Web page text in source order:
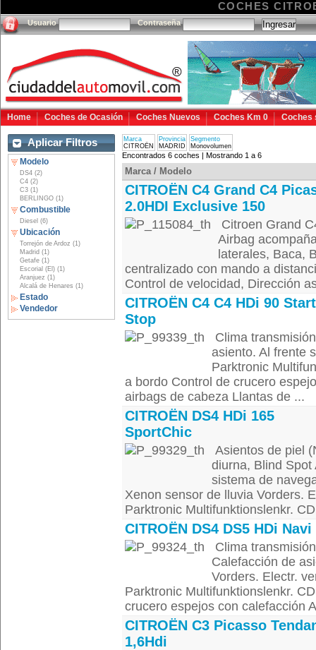
COCHES
Usuario Contraseña
Home Coches de Ocasión Coches Nuevos Coches Km 0 Coches
Aplicar Filtros
Modelo
DS4 (2)
C4 (2)
C3 (1)
BERLINGO (1)
Combustible
Diesel (6)
Ubicación
Torrejón de Ardoz (1)
Madrid (1)
Getafe (1)
Escorial (El) (1)
Aranjuez (1)
Alcalá de Henares (1)
Estado
Vendedor
Marca
CITROËN
Provincia
MADRID
Segmento
Monovolumen
Encontrados 6 coches | Mostrando 1 a 6
Marca / Modelo
CITROËN C4 Grand C4
2.0HDI Exclusive 150
Citroen Grand
Airbag
laterales, Baca,
centralizado con mando a
Control de velocidad, Dirección
CITROËN C4 C4 HDi 90 Start
Stop
Clima
asiento. Al frente
Parktronic
a bordo Control de crucero
airbags de cabeza Llantas de ...
CITROËN DS4 HDi 165
SportChic
Asientos de piel
diurna, Blind
sistema de
Xenon sensor de lluvia Vorders.
Parktronic Multifunktionslenkr.
CITROËN DS4 DS5 HDi Navi
Clima
Calefacción de
Vorders. Electr.
Parktronic Multifunktionslenkr.
crucero espejos con calefacción
CITROËN C3 Picasso
1,6Hdi